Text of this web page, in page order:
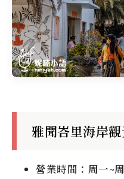
雅聞峇里海岸
營業時間：周一~